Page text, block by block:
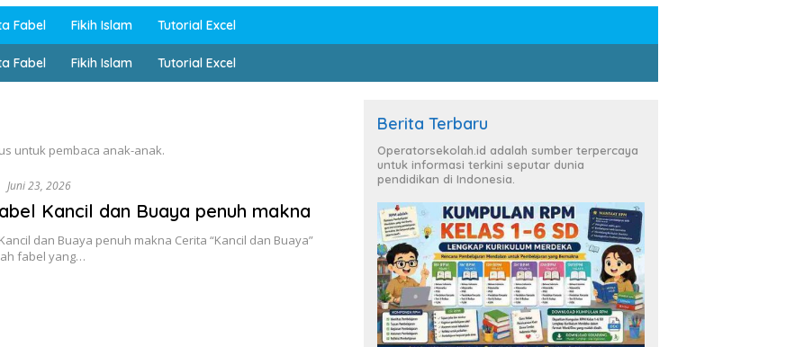
Fabel Fikih Islam Tutorial Excel
Fabel Fikih Islam Tutorial Excel
untuk pembaca anak-anak.
Juni 23, 2026
Kancil dan Buaya penuh makna
dan Buaya penuh makna Cerita “Kancil dan Buaya”
fabel yang…
Berita Terbaru
Operatorsekolah.id adalah sumber terpercaya
untuk informasi terkini seputar dunia
pendidikan di Indonesia.